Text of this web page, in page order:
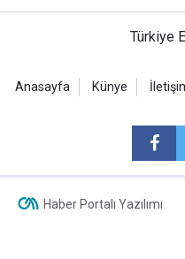
Türkiye
Anasayfa Künye
Haber Portalı Yazılımı